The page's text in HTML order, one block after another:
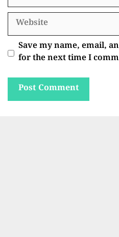
Website
Save my name, email,
for the next time I